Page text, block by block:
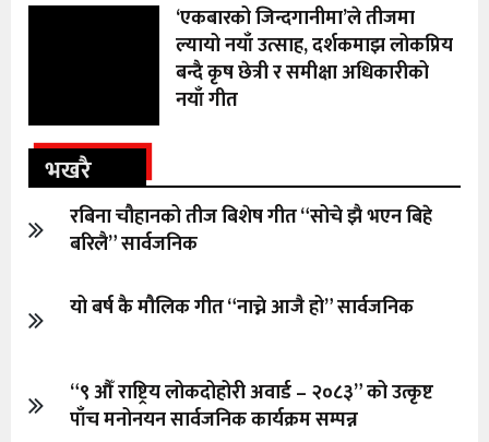
‘एकबारको जिन्दगानीमा’ले तीजमा
ल्यायो नयाँ उत्साह, दर्शकमाझ लोकप्रिय
बन्दै कृष छेत्री र समीक्षा अधिकारीको
नयाँ गीत
भखरै
रबिना चौहानको तीज बिशेष गीत “सोचे झै भएन बिहे
बरिलै” सार्वजनिक
यो बर्ष कै मौलिक गीत “नाच्ने आजै हो” सार्वजनिक
“९ औँ राष्ट्रिय लोकदोहोरी अवार्ड – २०८३” को उत्कृष्ट
पाँच मनोनयन सार्वजनिक कार्यक्रम सम्पन्न